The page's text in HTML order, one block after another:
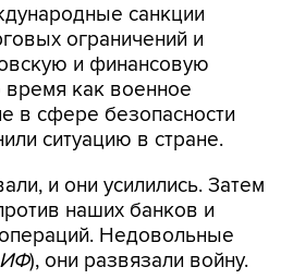
и финансовую
как военное
в сфере безопасности
ситуацию в стране.
и они усилились. Затем
Недовольные
ИФ), они развязали войну.
они попытались загнать
президент Ирана.